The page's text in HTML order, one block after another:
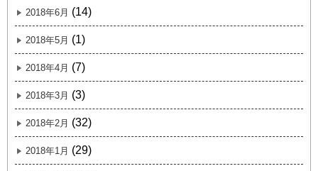
2018年6月 (14)
2018年5月 (1)
2018年4月 (7)
2018年3月 (3)
2018年2月 (32)
2018年1月 (29)